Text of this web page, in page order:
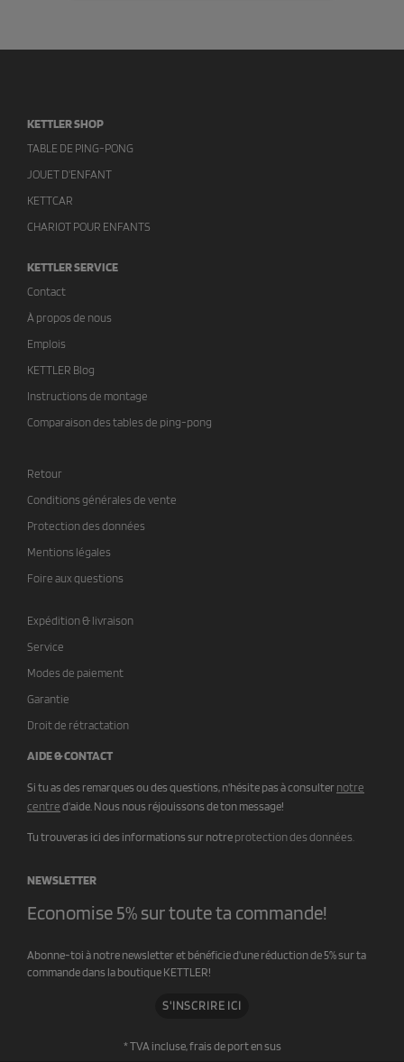
KETTLER SHOP
TABLE DE PING-PONG
JOUET D'ENFANT
KETTCAR
CHARIOT POUR ENFANTS
KETTLER SERVICE
Contact
À propos de nous
Emplois
KETTLER Blog
Instructions de montage
Comparaison des tables de ping-pong
Retour
Conditions générales de vente
Protection des données
Mentions légales
Foire aux questions
Expédition & livraison
Service
Modes de paiement
Garantie
Droit de rétractation
AIDE & CONTACT
Si tu as des remarques ou des questions, n'hésite pas à consulter notre
centre d'aide. Nous nous réjouissons de ton message!
Tu trouveras ici des informations sur notre protection des données.
NEWSLETTER
Economise 5% sur toute ta commande!
Abonne-toi à notre newsletter et bénéficie d'une réduction de 5% sur ta
commande dans la boutique KETTLER!
S'INSCRIRE ICI
* TVA incluse,frais de port en sus